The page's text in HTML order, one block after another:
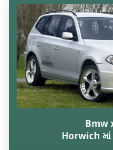
Bmw
Horwich